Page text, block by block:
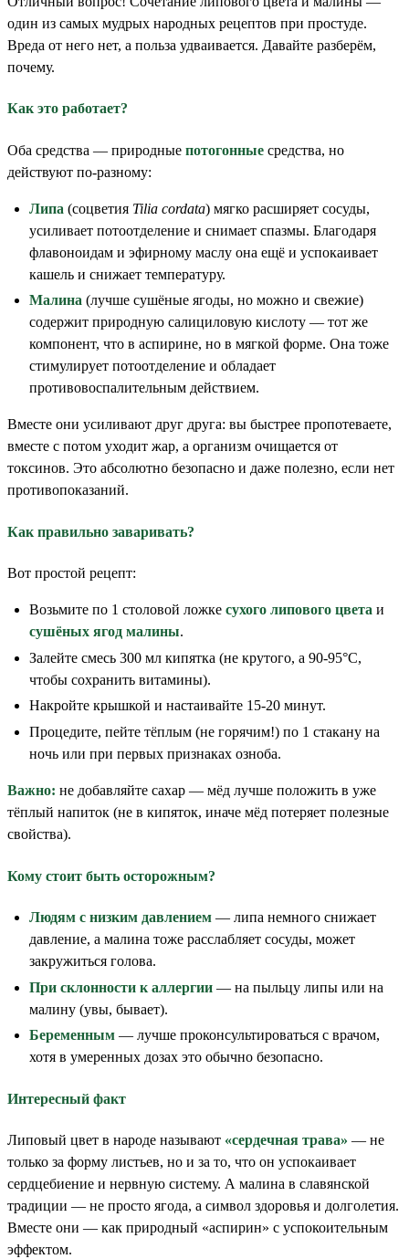
один из самых мудрых народных рецептов при простуде.
Вреда от него нет, а польза удваивается. Давайте разберём,
почему.
Как это работает?
Оба средства — природные потогонные средства, но
действуют по-разному:
Липа (соцветия Tilia cordata) мягко расширяет сосуды,
усиливает потоотделение и снимает спазмы. Благодаря
флавоноидам и эфирному маслу она ещё и успокаивает
кашель и снижает температуру.
Малина (лучше сушёные ягоды, но можно и свежие)
содержит природную салициловую кислоту — тот же
компонент, что в аспирине, но в мягкой форме. Она тоже
стимулирует потоотделение и обладает
противовоспалительным действием.
Вместе они усиливают друг друга: вы быстрее пропотеваете,
вместе с потом уходит жар, а организм очищается от
токсинов. Это абсолютно безопасно и даже полезно, если нет
противопоказаний.
Как правильно заваривать?
Вот простой рецепт:
Возьмите по 1 столовой ложке сухого липового цвета и
сушёных ягод малины.
Залейте смесь 300 мл кипятка (не крутого, а 90-95°C,
чтобы сохранить витамины).
Накройте крышкой и настаивайте 15-20 минут.
Процедите, пейте тёплым (не горячим!) по 1 стакану на
ночь или при первых признаках озноба.
Важно: не добавляйте сахар — мёд лучше положить в уже
тёплый напиток (не в кипяток, иначе мёд потеряет полезные
свойства).
Кому стоит быть осторожным?
Людям с низким давлением — липа немного снижает
давление, а малина тоже расслабляет сосуды, может
закружиться голова.
При склонности к аллергии — на пыльцу липы или на
малину (увы, бывает).
Беременным — лучше проконсультироваться с врачом,
хотя в умеренных дозах это обычно безопасно.
Интересный факт
Липовый цвет в народе называют «сердечная трава» — не
только за форму листьев, но и за то, что он успокаивает
сердцебиение и нервную систему. А малина в славянской
традиции — не просто ягода, а символ здоровья и долголетия.
Вместе они — как природный «аспирин» с успокоительным
эффектом.